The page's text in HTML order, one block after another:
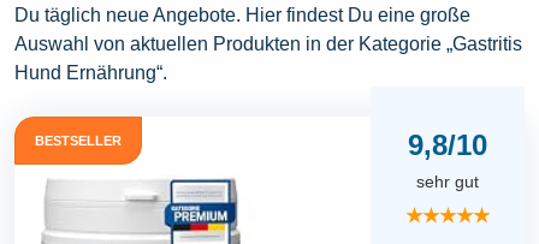
Du täglich neue Angebote. Hier findest Du eine große
Auswahl von aktuellen Produkten in der Kategorie „Gastritis
Hund Ernährung“.
BESTSELLER 9,8/10
sehr gut
★★★★★